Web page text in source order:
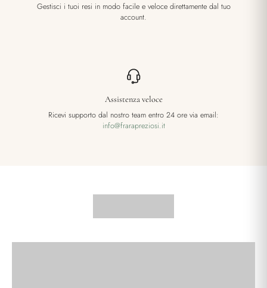
Gestisci i tuoi resi in modo facile e veloce direttamente dal tuo
account.
Assistenza veloce
Ricevi supporto dal nostro team entro 24 ore via email:
info@frarapreziosi.it